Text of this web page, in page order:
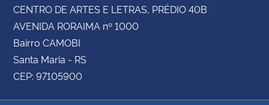
Planalto
CENTRO DE ARTES E LETRAS, PRÉDIO 40B
AVENIDA RORAIMA nº 1000
Bairro CAMOBI
Santa Maria - RS
CEP: 97105900